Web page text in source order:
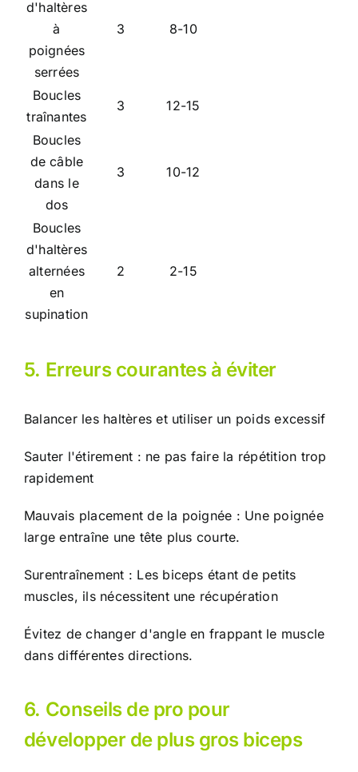
d'haltères
à
poignées
serrées
3 8-10
Boucles
traînantes
3 12-15
Boucles
de câble
dans le
dos
3 10-12
Boucles
d'haltères
alternées
en
supination
2 2-15
5. Erreurs courantes à éviter
Balancer les haltères et utiliser un poids excessif
Sauter l'étirement : ne pas faire la répétition trop
rapidement
Mauvais placement de la poignée : Une poignée
large entraîne une tête plus courte.
Surentraînement : Les biceps étant de petits
muscles, ils nécessitent une récupération
Évitez de changer d'angle en frappant le muscle
dans différentes directions.
6. Conseils de pro pour
développer de plus gros biceps